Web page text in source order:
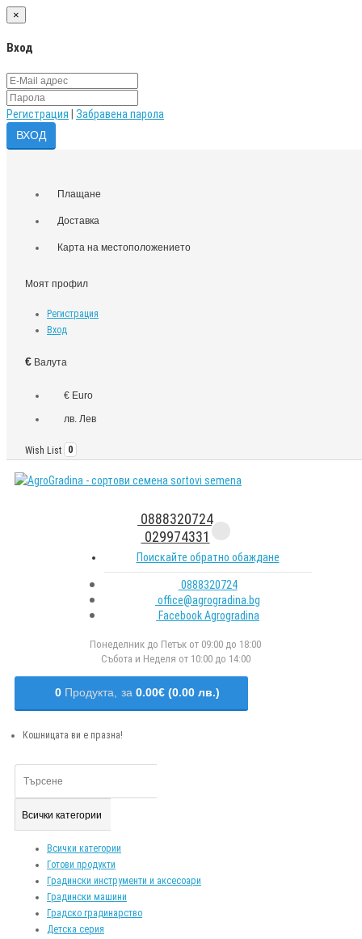
×
Вход
Регистрация Забравена парола
Плащане
Доставка
Карта на местоположението
Моят профил
Регистрация
Вход
€ Валута
€ Euro
лв. Лев
Wish List 0
0888320724
029974331
Поискайте обратно обаждане
0888320724
office@agrogradina.bg
Facebook Agrogradina
Понеделник до Петък от 09:00 до 18:00
Събота и Неделя от 10:00 до 14:00
0 Продукта, за 0.00€ (0.00 лв.)
Кошницата ви е празна!
Всички категории
Всички категории
Готови продукти
Градински инструменти и аксесоари
Градински машини
Градско градинарство
Детска серия